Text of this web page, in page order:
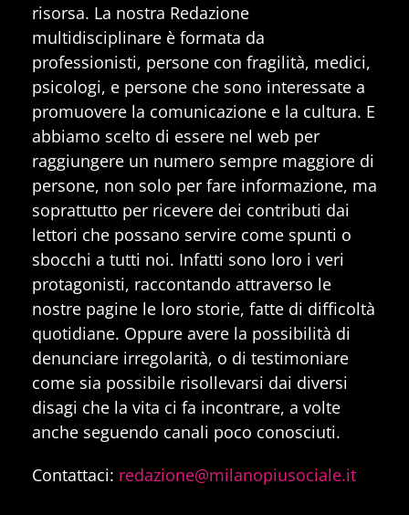
risorsa. La nostra Redazione
multidisciplinare è formata da
professionisti, persone con fragilità, medici,
psicologi, e persone che sono interessate a
promuovere la comunicazione e la cultura. E
abbiamo scelto di essere nel web per
raggiungere un numero sempre maggiore di
persone, non solo per fare informazione, ma
soprattutto per ricevere dei contributi dai
lettori che possano servire come spunti o
sbocchi a tutti noi. Infatti sono loro i veri
protagonisti, raccontando attraverso le
nostre pagine le loro storie, fatte di difficoltà
quotidiane. Oppure avere la possibilità di
denunciare irregolarità, o di testimoniare
come sia possibile risollevarsi dai diversi
disagi che la vita ci fa incontrare, a volte
anche seguendo canali poco conosciuti.
Contattaci: redazione@milanopiusociale.it